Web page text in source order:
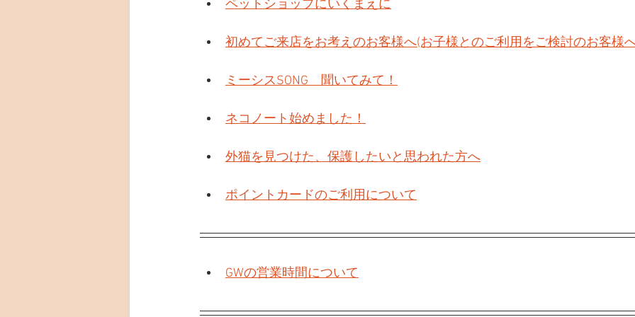
ペットショップにいくまえに
初めてご来店をお考えのお客様へ(お子様とのご利用をご検討のお客様
ミーシスSONG　聞いてみて！
ネコノート始めました！
外猫を見つけた、保護したいと思われた方へ
ポイントカードのご利用について
GWの営業時間について